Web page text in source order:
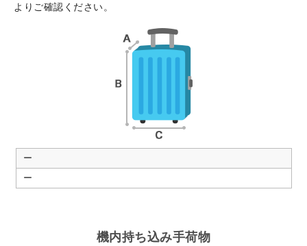
よりご確認ください。
ー
ー
機内持ち込み手荷物